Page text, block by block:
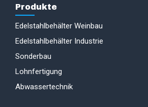
Produkte
Edelstahlbehälter Weinbau
Edelstahlbehälter Industrie
Sonderbau
Lohnfertigung
Abwassertechnik